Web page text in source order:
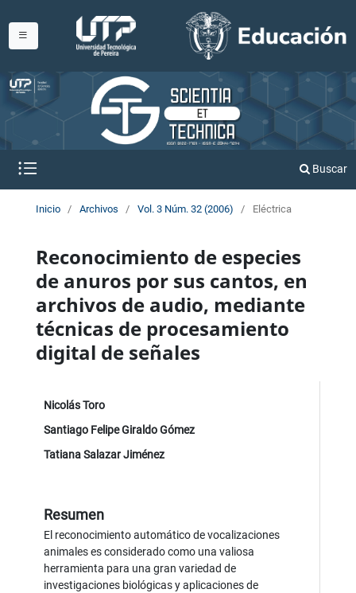
Buscar
Inicio / Archivos / Vol. 3 Núm. 32 (2006) / Eléctrica
Reconocimiento de especies
de anuros por sus cantos, en
archivos de audio, mediante
técnicas de procesamiento
digital de señales
Nicolás Toro
Santiago Felipe Giraldo Gómez
Tatiana Salazar Jiménez
Resumen
El reconocimiento automático de vocalizaciones
animales es considerado como una valiosa
herramienta para una gran variedad de
investigaciones biológicas y aplicaciones de